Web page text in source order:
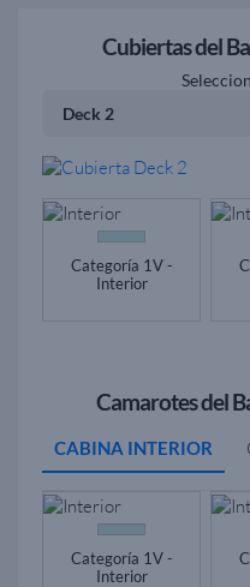
Cubiertas del
Categoría 1V -
Interior
Camarotes del
CABINA INTERIOR
Categoría 1V -
Interior